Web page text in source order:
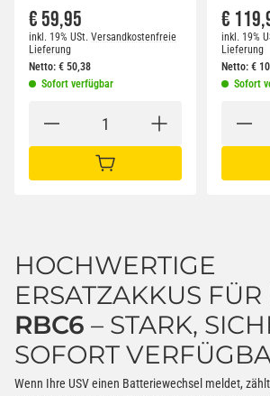
€ 59,95
inkl. 19% USt. Versandkostenfreie
Lieferung
Netto: € 50,38
Sofort verfügbar
IN DEN WARENKORB
€
inkl. 19%
Lieferung
Netto: €
Sofort
HOCHWERTIGE
ERSATZAKKUS FÜR
RBC6 – STARK,
SOFORT
Wenn Ihre USV einen Batteriewechsel meldet,